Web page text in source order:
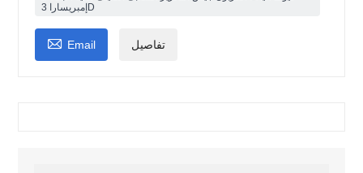
إمبريسارا 3D
 Email تفاصيل